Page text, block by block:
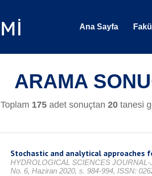
Ana Sayfa
ARAMA
Toplam 175 adet sonuçtan 20 tanesi
Stochastic and analytical approaches
HYDROLOGICAL SCIENCES
No. 6, Haziran 2020, s. 984-994, ISSN: